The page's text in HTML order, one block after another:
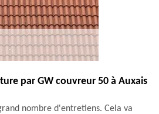
par GW couvreur 50 à Auxais
nombre d'entretiens. Cela va